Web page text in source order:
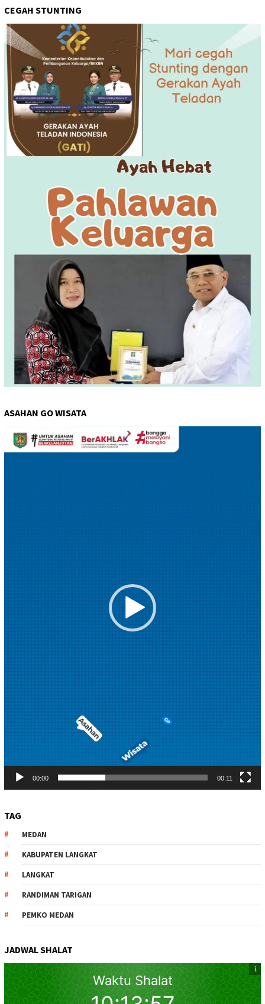
CEGAH STUNTING
ASAHAN GO WISATA
Pemutar
Video
00:00 00:11
TAG
MEDAN
KABUPATEN LANGKAT
LANGKAT
RANDIMAN TARIGAN
PEMKO MEDAN
JADWAL SHALAT